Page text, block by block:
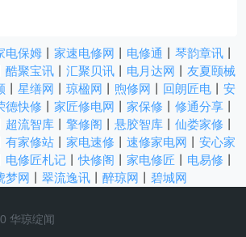
电保姆 家速电修网 电修通 琴韵章讯
酷聚宝讯 汇聚贝讯 电月达网
友夏颐械
星缮网 琼楹网 煦修网 回朗匠电
安
德快修 家匠修电网 家保修 修通分享
超流智库 擎修阁 悬胶智库 仙娄家修
有家修站 家电速修 速修家电网
安心家
电修匠札记 丨快修阁 家电修匠 电易修
梦网 翠流逸讯 醉琼网 碧城网
华琼绽闻